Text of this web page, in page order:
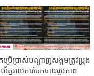
កប្រើប្រាស់បណ្តាញសង្គមត្រូវប្រុង
យ័ត្នរាល់ការចែកចាយរូបភាព